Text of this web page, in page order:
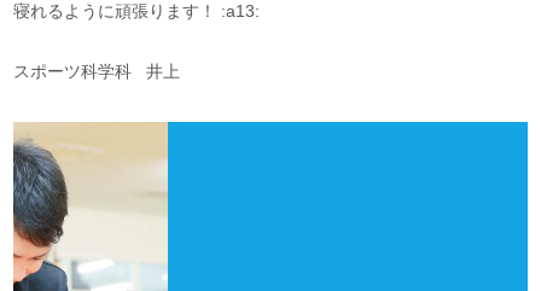
寝れるように頑張ります！ :a13:
スポーツ科学科 井上